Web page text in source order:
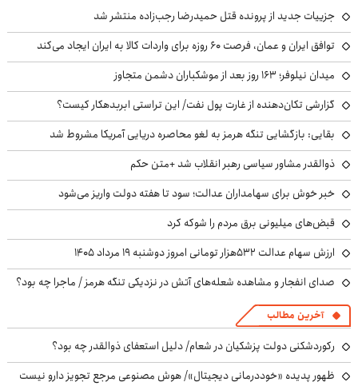
جزییات جدید از پرونده قتل حمیدرضا رجب‌زاده منتشر شد
توافق ایران و عمان، فرصت ۶۰ روزه برای واردات کالا به ایران ایجاد می‌کند
میدان نیلوفر؛ ۱۶۳ روز بعد از موشکباران دشمن متجاوز
گزارشی تکان‌دهنده از غارت پول نفت/ این تراستی ابربدهکار کیست؟
بقایی: بازگشایی تنگه هرمز به لغو محاصره دریایی آمریکا مشروط شد
ذوالقدر مشاور سیاسی رهبر انقلاب شد +متن حکم
خبر خوش برای سهامداران عدالت؛ سود تا هفته دولت واریز می‌شود
قبض‌های میلیونی برق مردم را شوکه کرد
ارزش سهام عدالت ۵۳۲هزار تومانی امروز دوشنبه ۱۹ مرداد ۱۴۰۵
صدای انفجار و مشاهده شعله‌های آتش در نزدیکی تنگه هرمز / ماجرا چه بود؟
آخرین مطالب
رکوردشکنی دولت پزشکیان در شعام/ دلیل استعفای ذوالقدر چه بود؟
ظهور پدیده «خوددرمانی دیجیتال»/ هوش مصنوعی مرجع تجویز دارو نیست